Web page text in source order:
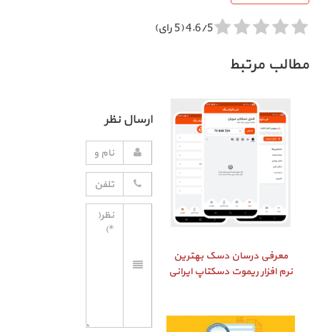
4.6/5 (5 رای)
مطالب مرتبط
معرفی درسان دسک بهترین
نرم افزار ریموت دسکتاپ ایرانی
ارسال نظر